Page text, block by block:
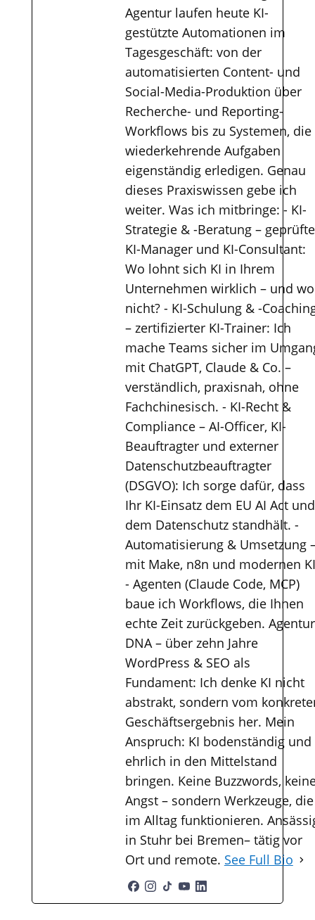
Agentur laufen heute KI-
gestützte Automationen im
Tagesgeschäft: von der
automatisierten Content- und
Social-Media-Produktion über
Recherche- und Reporting-
Workflows bis zu Systemen, die
wiederkehrende Aufgaben
eigenständig erledigen. Genau
dieses Praxiswissen gebe ich
weiter. Was ich mitbringe: - KI-
Strategie & -Beratung –
KI-Manager und KI-Consultant:
Wo lohnt sich KI in Ihrem
Unternehmen wirklich – und wo
nicht? - KI-Schulung & -
– zertifizierter KI-Trainer: Ich
mache Teams sicher im
mit ChatGPT, Claude & Co. –
verständlich, praxisnah, ohne
Fachchinesisch. - KI-Recht &
Compliance – AI-Officer, KI-
Beauftragter und externer
Datenschutzbeauftragter
(DSGVO): Ich sorge dafür, dass
Ihr KI-Einsatz dem EU AI Act und
dem Datenschutz standhält. -
Automatisierung & Umsetzung
mit Make, n8n und modernen
- Agenten (Claude Code, MCP)
baue ich Workflows, die Ihnen
echte Zeit zurückgeben.
DNA – über zehn Jahre
WordPress & SEO als
Fundament: Ich denke KI nicht
abstrakt, sondern vom
Geschäftsergebnis her. Mein
Anspruch: KI bodenständig und
ehrlich in den Mittelstand
bringen. Keine Buzzwords,
Angst – sondern Werkzeuge, die
im Alltag funktionieren.
in Stuhr bei Bremen– tätig vor
Ort und remote. See Full Bio